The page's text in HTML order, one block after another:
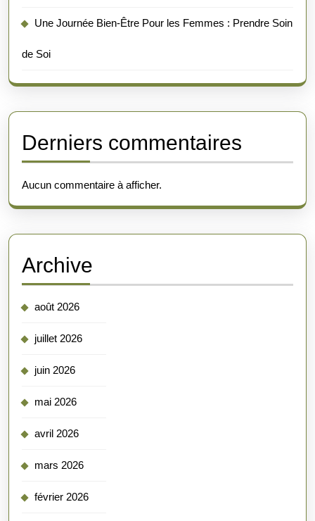
Une Journée Bien-Être Pour les Femmes : Prendre Soin
de Soi
Derniers commentaires
Aucun commentaire à afficher.
Archive
août 2026
juillet 2026
juin 2026
mai 2026
avril 2026
mars 2026
février 2026